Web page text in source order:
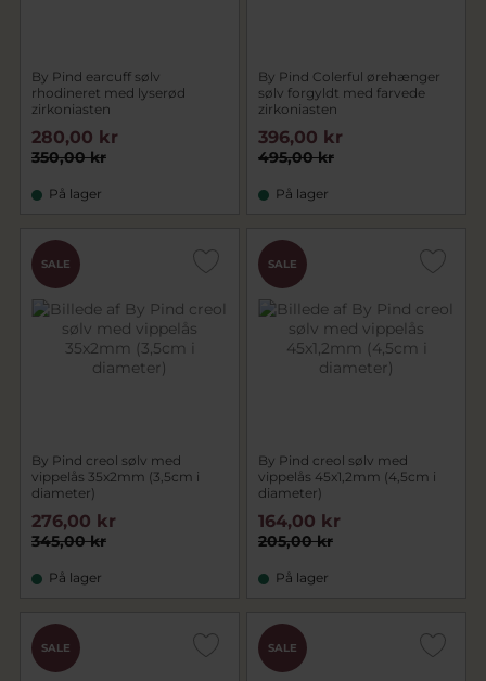
By Pind earcuff sølv
rhodineret med lyserød
zirkoniasten
350,00 kr
280,00 kr
På lager
By Pind Colerful ørehænger
sølv forgyldt med farvede
zirkoniasten
495,00 kr
396,00 kr
På lager
SALE
By Pind creol sølv med
vippelås 35x2mm (3,5cm i
diameter)
345,00 kr
276,00 kr
På lager
SALE
By Pind creol sølv med
vippelås 45x1,2mm (4,5cm i
diameter)
205,00 kr
164,00 kr
På lager
SALE SALE